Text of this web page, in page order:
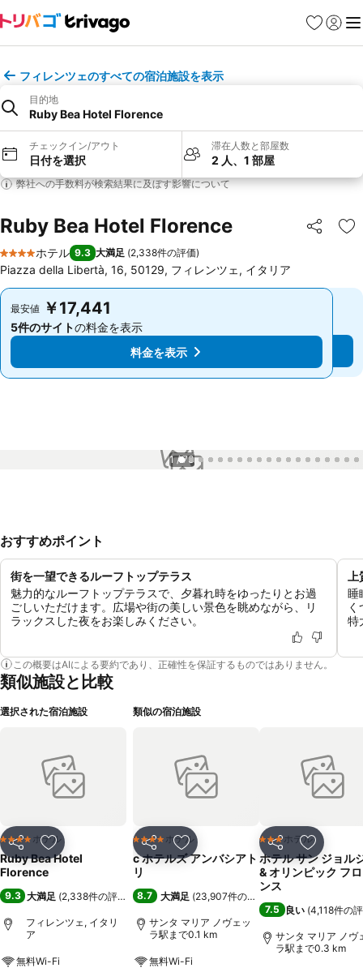
お気に入り
ログイ
メ
フィレンツェのすべての宿泊施設を表示
目的地
Ruby Bea Hotel Florence
チェックイン/アウト
日付を選択
滞在人数と部屋数
2 人、1 部屋
弊社への手数料が検索結果に及ぼす影響について
Ruby Bea Hotel Florence シェア
お
4 ホテルのランク
ホテル 9.3 大満足 (2,338件の評価)
Piazza della Libertà, 16, 50129, フィレンツェ, イタリア
最安値 ￥17,441
5件のサイトの料金を表示
料金を表示
最安値 ￥17,441
5件のサイトの料金を表示
料金を表示
1 / 73
おすすめポイント
街を一望できるルーフトップテラス
魅力的なルーフトップテラスで、夕暮れ時をゆったりとお過
ごしいただけます。広場や街の美しい景色を眺めながら、リ
ラックスした夜をお楽しみください。
睡
特
この概要はAIによる要約であり、正確性を保証するものではありません。
類似施設と比較
選択された宿泊施設
シェア お気に入りに追加
4 ホテルのランク
ホテル
Ruby Bea Hotel
Florence
9.3 大満足 (2,338件の評価
フィレンツェ, イタリ
ア
無料Wi-Fi
類似の宿泊施設
シェア お気に入りに追加
4 ホテルのランク
ホテル
c ホテルズ アンバシアト
リ
8.7 大満足 (23,907件の評価
サンタ マリア ノヴェッ
ラ駅まで0.1 km
無料Wi-Fi
シェア お気に入
3 ホテルのランク
ホテル
ホテル サン ジョル
& オリンピック フ
ンス
7.5 良い (4,118件の
サンタ マリア ノヴ
ラ駅まで0.3 km